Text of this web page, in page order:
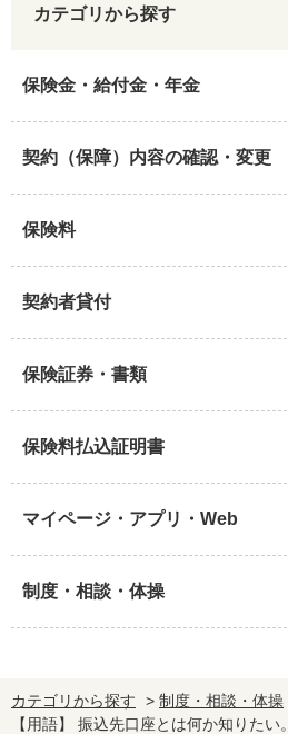
カテゴリから探す
保険金・給付金・年金
契約（保障）内容の確認・変更
保険料
契約者貸付
保険証券・書類
保険料払込証明書
マイページ・アプリ・Web
制度・相談・体操
カテゴリから探す > 制度・相談・体操
【用語】 振込先口座とは何か知りたい。